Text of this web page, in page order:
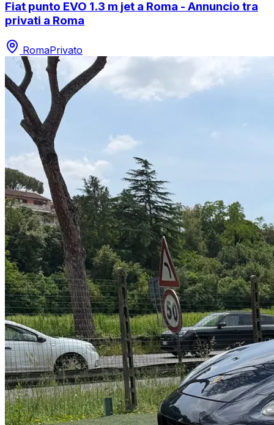
Fiat punto EVO 1.3 m jet a Roma - Annuncio tra
privati a Roma
RomaPrivato